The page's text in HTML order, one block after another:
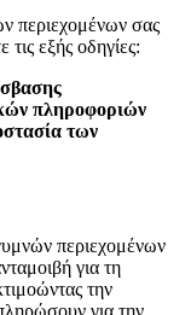
περιεχομένων σας
εξής οδηγίες:
πληροφοριών
των
περιεχομένων
για τη
την